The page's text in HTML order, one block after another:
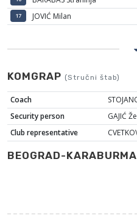
17 JOVIĆ Milan
KOMGRAP (Stručni štab)
Coach
Security person
GAJIĆ
Club representative
BEOGRAD-KARABURMA